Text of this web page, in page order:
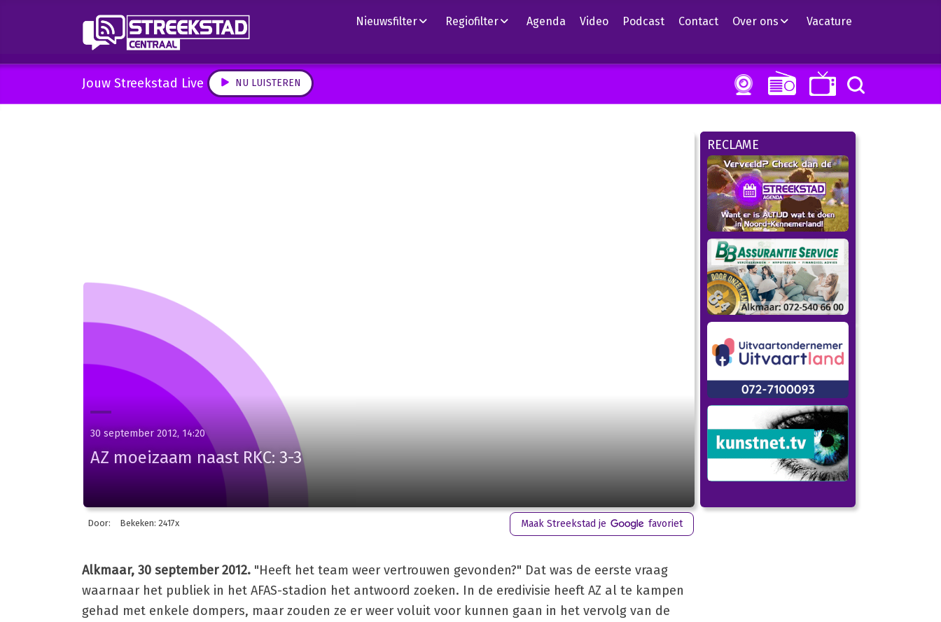
Nieuwsfilter Regiofilter Agenda Video Podcast Contact Over ons Vacature
Jouw Streekstad Live NU LUISTEREN
RECLAME
30 september 2012, 14:20
AZ moeizaam naast RKC: 3-3
Door: Bekeken: 2417x Maak Streekstad je favoriet
Alkmaar, 30 september 2012. "Heeft het team weer vertrouwen gevonden?" Dat was de eerste vraag
waarnaar het publiek in het AFAS-stadion het antwoord zoeken. In de eredivisie heeft AZ al te kampen
gehad met enkele dompers, maar zouden ze er weer voluit voor kunnen gaan in het vervolg van de